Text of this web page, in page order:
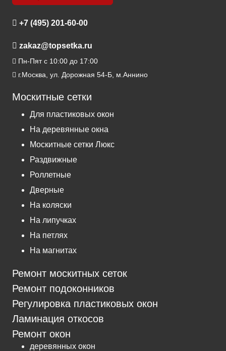
+7 (495) 201-60-00
zakaz@topsetka.ru
Пн-Пят с 10:00 до 17:00
г.Москва, ул. Дорожная 54-Б, м.Аннино
Москитные сетки
Для пластиковых окон
На деревянные окна
Москитные сетки Люкс
Раздвижные
Роллетные
Дверные
На коляски
На липучках
На петлях
На магнитах
Ремонт москитных сеток
Ремонт подоконников
Регулировка пластиковых окон
Ламинация откосов
Ремонт окон
деревянных окон